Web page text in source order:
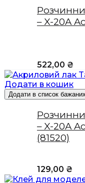
– X-20A
522,00 ₴
Додати в кошик
Додати в список бажаних
– X-20A
(81520)
129,00 ₴